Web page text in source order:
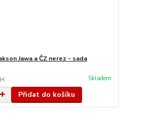
Jawa a ČZ nerez - sada
Skladem
Přidat do košíku